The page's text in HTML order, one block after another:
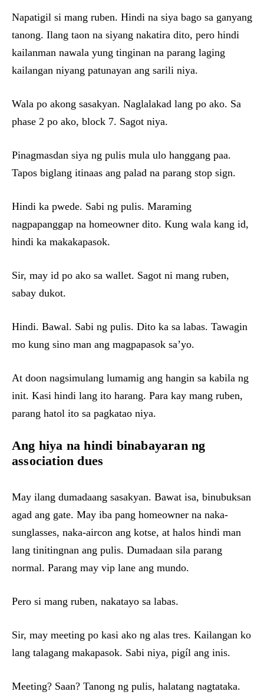
Napatigil si mang ruben. Hindi na siya bago sa ganyang
tanong. Ilang taon na siyang nakatira dito, pero hindi
kailanman nawala yung tinginan na parang laging
kailangan niyang patunayan ang sarili niya.
Wala po akong sasakyan. Naglalakad lang po ako. Sa
phase 2 po ako, block 7. Sagot niya.
Pinagmasdan siya ng pulis mula ulo hanggang paa.
Tapos biglang itinaas ang palad na parang stop sign.
Hindi ka pwede. Sabi ng pulis. Maraming
nagpapanggap na homeowner dito. Kung wala kang id,
hindi ka makakapasok.
Sir, may id po ako sa wallet. Sagot ni mang ruben,
sabay dukot.
Hindi. Bawal. Sabi ng pulis. Dito ka sa labas. Tawagin
mo kung sino man ang magpapasok sa’yo.
At doon nagsimulang lumamig ang hangin sa kabila ng
init. Kasi hindi lang ito harang. Para kay mang ruben,
parang hatol ito sa pagkatao niya.
Ang hiya na hindi binabayaran ng
association dues
May ilang dumadaang sasakyan. Bawat isa, binubuksan
agad ang gate. May iba pang homeowner na naka-
sunglasses, naka-aircon ang kotse, at halos hindi man
lang tinitingnan ang pulis. Dumadaan sila parang
normal. Parang may vip lane ang mundo.
Pero si mang ruben, nakatayo sa labas.
Sir, may meeting po kasi ako ng alas tres. Kailangan ko
lang talagang makapasok. Sabi niya, pigíl ang inis.
Meeting? Saan? Tanong ng pulis, halatang nagtataka.